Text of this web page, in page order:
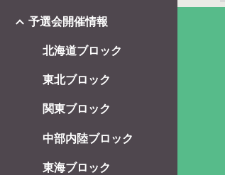
予選会開催情報
北海道ブロック
東北ブロック
関東ブロック
中部内陸ブロック
東海ブロック